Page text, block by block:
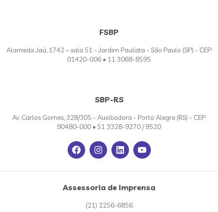
FSBP
Alameda Jaú, 1742 – sala 51 - Jardim Paulista - São Paulo (SP) - CEP:
01420-006 • 11 3068-8595
SBP-RS
Av. Carlos Gomes, 328/305 - Auxiliadora - Porto Alegre (RS) - CEP:
90480-000 • 51 3328-9270 / 9520
Assessoria de Imprensa
(21) 2256-6856